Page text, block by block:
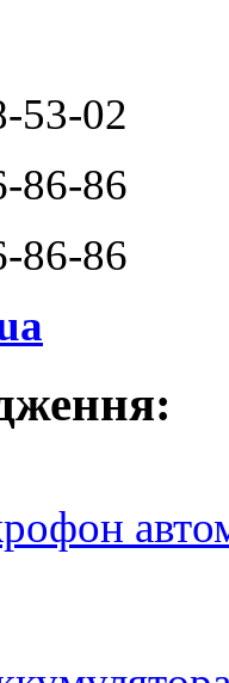
53-02
86-86
86-86